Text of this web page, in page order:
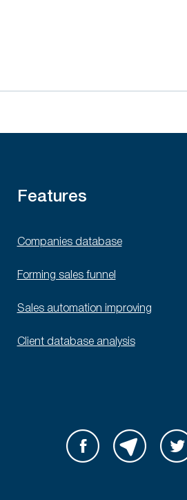
Features
Companies database
Forming sales funnel
Sales automation improving
Client database analysis